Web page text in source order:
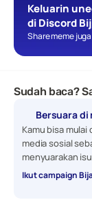
Keluarin
di Discord
Share meme
Sudah baca?
Bersuara di
Kamu bisa
media sosial
menyuarakan
Ikut campaign